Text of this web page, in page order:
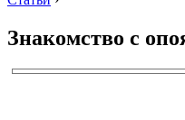
Знакомство с